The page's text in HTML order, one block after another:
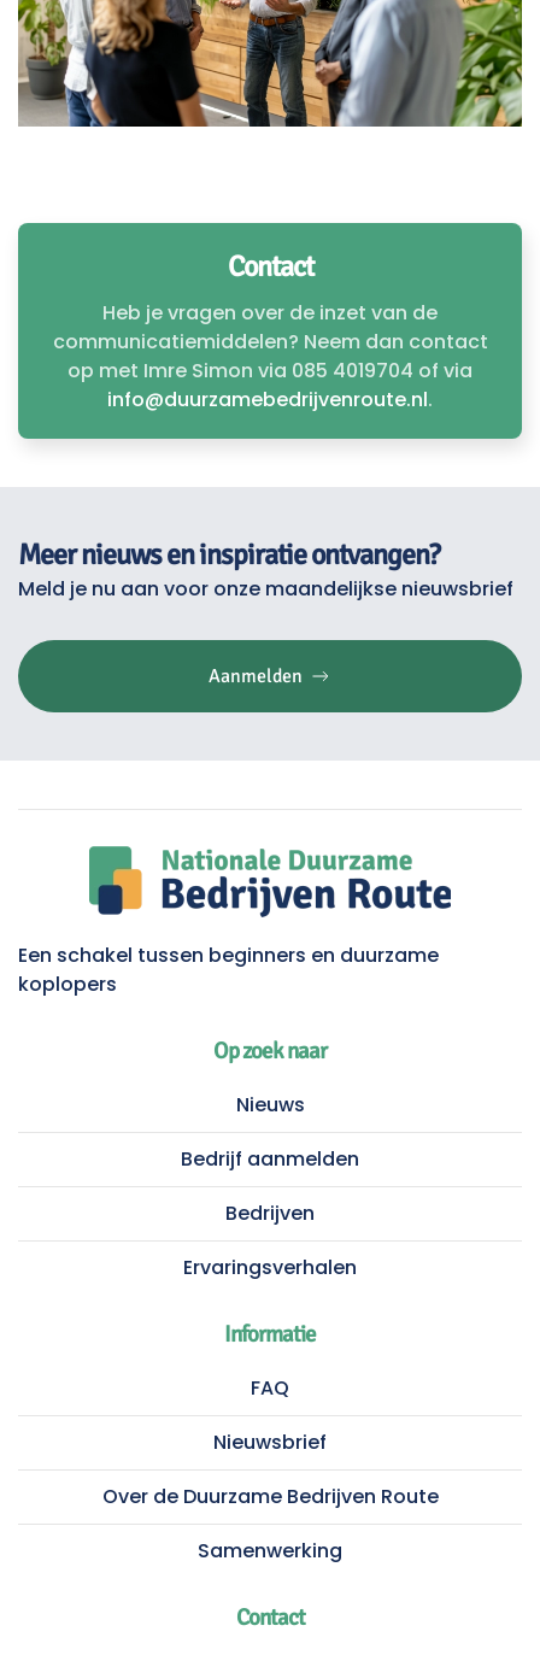
Contact
Heb je vragen over de inzet van de
communicatiemiddelen? Neem dan contact
op met Imre Simon via 085 4019704 of via
info@duurzamebedrijvenroute.nl.
Meer nieuws en inspiratie ontvangen?
Meld je nu aan voor onze maandelijkse nieuwsbrief
Aanmelden
Een schakel tussen beginners en duurzame
koplopers
Op zoek naar
Nieuws
Bedrijf aanmelden
Bedrijven
Ervaringsverhalen
Informatie
FAQ
Nieuwsbrief
Over de Duurzame Bedrijven Route
Samenwerking
Contact